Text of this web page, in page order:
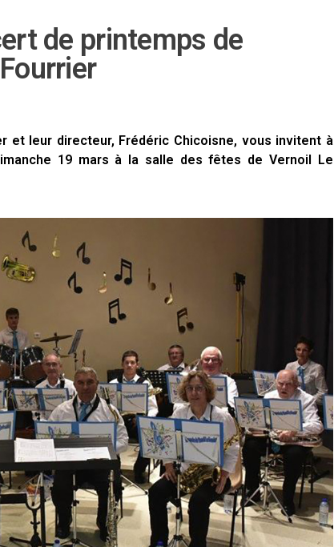
de printemps de
et leur directeur, Frédéric Chicoisne, vous invitent à
19 mars à la salle des fêtes de Vernoil Le